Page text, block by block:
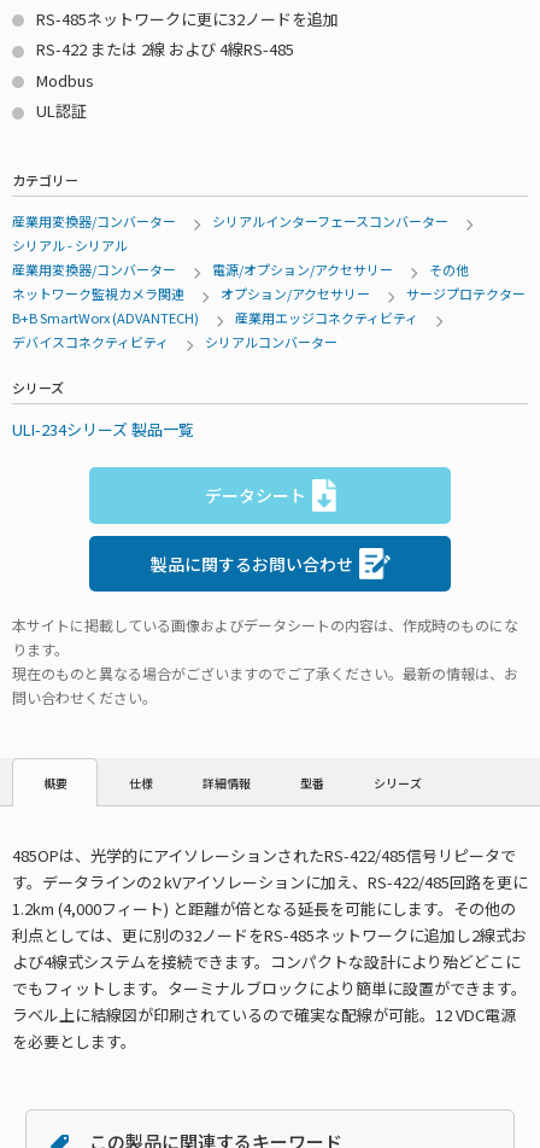
RS-485ネットワークに更に32ノードを追加
RS-422 または 2線 および 4線RS-485
Modbus
UL認証
カテゴリー
産業用変換器/コンバーター
シリアルインターフェースコンバーター
シリアル - シリアル
産業用変換器/コンバーター
電源/オプション/アクセサリー
その他
ネットワーク監視カメラ関連
オプション/アクセサリー
サージプロテクター
B+B SmartWorx (ADVANTECH)
産業用エッジコネクティビティ
デバイスコネクティビティ
シリアルコンバーター
シリーズ
ULI-234シリーズ 製品一覧
データシート
製品に関するお問い合わせ
本サイトに掲載している画像およびデータシートの内容は、作成時のものにな
ります。
現在のものと異なる場合がございますのでご了承ください。最新の情報は、お
問い合わせください。
概要 仕様 詳細情報 型番 シリーズ
485OPは、光学的にアイソレーションされたRS-422/485信号リピータで
す。データラインの2 kVアイソレーションに加え、RS-422/485回路を更に
1.2km (4,000フィート) と距離が倍となる延長を可能にします。その他の
利点としては、更に別の32ノードをRS-485ネットワークに追加し2線式お
よび4線式システムを接続できます。コンパクトな設計により殆どどこに
でもフィットします。ターミナルブロックにより簡単に設置ができます。
ラベル上に結線図が印刷されているので確実な配線が可能。12 VDC電源
を必要とします。
この製品に関連するキーワード